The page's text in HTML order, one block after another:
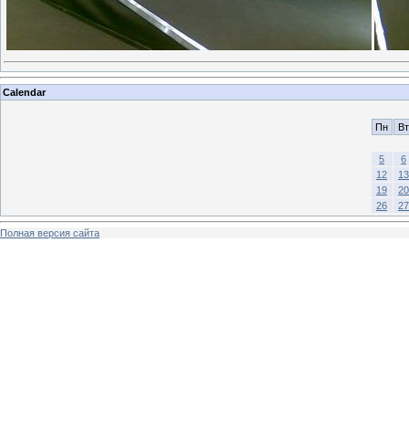
Calendar
Пн Вт
5
6
12
13
19
20
26
27
Полная версия сайта